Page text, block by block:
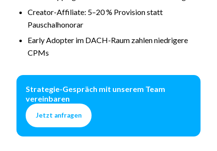
Creator-Affiliate: 5–20 % Provision statt
Pauschalhonorar
Early Adopter im DACH-Raum zahlen niedrigere
CPMs
Strategie-Gespräch mit unserem Team
vereinbaren
Jetzt anfragen